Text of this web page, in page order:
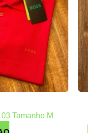
Tamanho M